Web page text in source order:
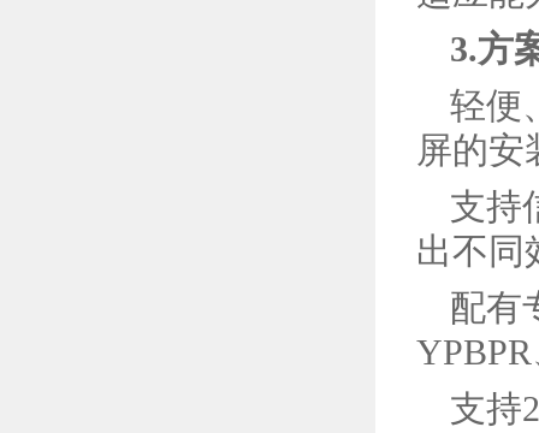
3.方
轻便
屏的安
支持
出不同
配有
支持